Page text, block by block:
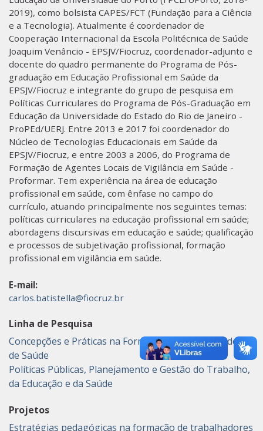
2019), como bolsista CAPES/FCT (Fundação para a Ciência
e a Tecnologia). Atualmente é coordenador de
Cooperação Internacional da Escola Politécnica de Saúde
Joaquim Venâncio - EPSJV/Fiocruz, coordenador-adjunto e
docente do quadro permanente do Programa de Pós-
graduação em Educação Profissional em Saúde da
EPSJV/Fiocruz e integrante do grupo de pesquisa em
Políticas Curriculares do Programa de Pós-Graduação em
Educação da Universidade do Estado do Rio de Janeiro -
ProPEd/UERJ. Entre 2013 e 2017 foi coordenador do
Núcleo de Tecnologias Educacionais em Saúde da
EPSJV/Fiocruz, e entre 2003 a 2006, do Programa de
Formação de Agentes Locais de Vigilância em Saúde -
Proformar. Tem experiência na área de educação
profissional em saúde, com ênfase no campo do
currículo, atuando principalmente nos seguintes temas:
políticas curriculares na educação profissional em saúde;
abordagens discursivas em educação e saúde; qualificação
e processos de subjetivação profissional, formação
profissional em vigilância em saúde.
E-mail:
carlos.batistella@fiocruz.br
Linha de Pesquisa
Concepções e Práticas na Formação dos Trabalhadores
de Saúde
Políticas Públicas, Planejamento e Gestão do Trabalho,
da Educação e da Saúde
Projetos
Estratégias pedagógicas na formação de trabalhadores